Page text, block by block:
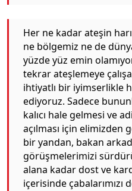
Her ne kadar ateşin
ne bölgemiz ne de
yüzde yüz emin
tekrar ateşlemeye
ihtiyatlı bir iyimserlikle
ediyoruz. Sadece
kalıcı hale gelmesi ve
açılması için elimizden
bir yandan, bakan
görüşmelerimizi
alana kadar dost ve
içerisinde çabalarımızı